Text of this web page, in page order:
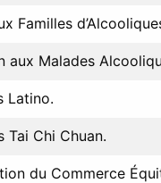
Familles
aux Malades
Latino.
Tai Chi Chuan.
du Commerce